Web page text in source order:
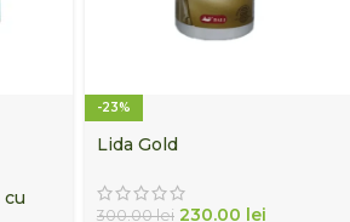
cu
-23%
Lida Gold
300.00lei 230.00 lei